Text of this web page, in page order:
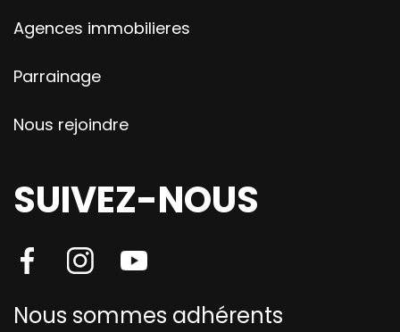
Agences immobilieres
Parrainage
Nous rejoindre
SUIVEZ-NOUS
Nous sommes adhérents